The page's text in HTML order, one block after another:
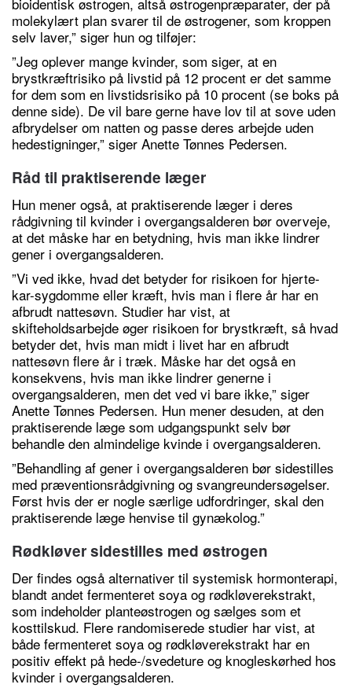
molekylært plan svarer til de østrogener, som kroppen
selv laver,” siger hun og tilføjer:
”Jeg oplever mange kvinder, som siger, at en
brystkræftrisiko på livstid på 12 procent er det samme
for dem som en livstidsrisiko på 10 procent (se boks på
denne side). De vil bare gerne have lov til at sove uden
afbrydelser om natten og passe deres arbejde uden
hedestigninger,” siger Anette Tønnes Pedersen.
Råd til praktiserende læger
Hun mener også, at praktiserende læger i deres
rådgivning til kvinder i overgangsalderen bør overveje,
at det måske har en betydning, hvis man ikke lindrer
gener i overgangsalderen.
”Vi ved ikke, hvad det betyder for risikoen for hjerte-
kar-sygdomme eller kræft, hvis man i flere år har en
afbrudt nattesøvn. Studier har vist, at
skifteholdsarbejde øger risikoen for brystkræft, så hvad
betyder det, hvis man midt i livet har en afbrudt
nattesøvn flere år i træk. Måske har det også en
konsekvens, hvis man ikke lindrer generne i
overgangsalderen, men det ved vi bare ikke,” siger
Anette Tønnes Pedersen. Hun mener desuden, at den
praktiserende læge som udgangspunkt selv bør
behandle den almindelige kvinde i overgangsalderen.
”Behandling af gener i overgangsalderen bør sidestilles
med præventionsrådgivning og svangreundersøgelser.
Først hvis der er nogle særlige udfordringer, skal den
praktiserende læge henvise til gynækolog.”
Rødkløver sidestilles med østrogen
Der findes også alternativer til systemisk hormonterapi,
blandt andet fermenteret soya og rødkløverekstrakt,
som indeholder planteøstrogen og sælges som et
kosttilskud. Flere randomiserede studier har vist, at
både fermenteret soya og rødkløverekstrakt har en
positiv effekt på hede-/svedeture og knogleskørhed hos
kvinder i overgangsalderen.